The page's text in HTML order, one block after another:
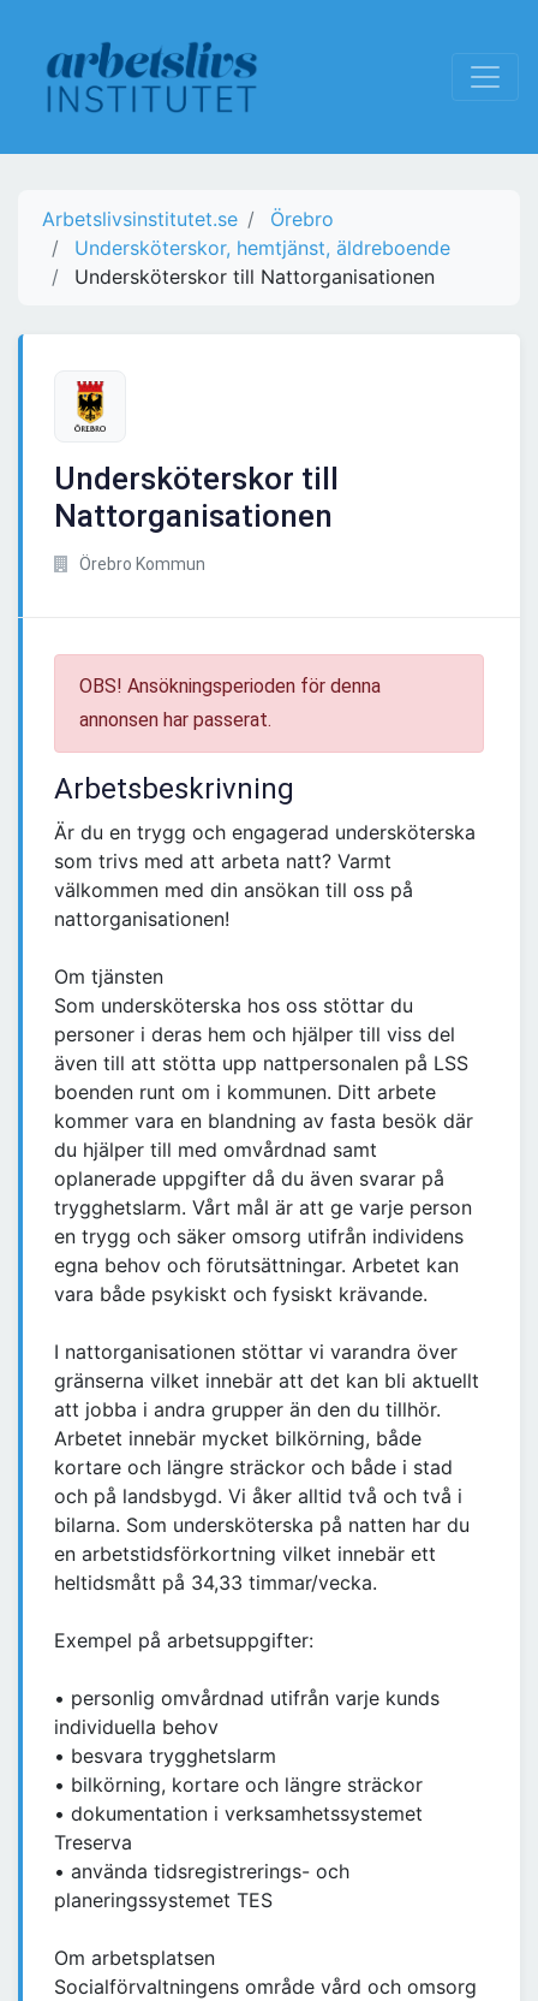
Arbetslivsinstitutet.se
Örebro
Undersköterskor, hemtjänst, äldreboende
Undersköterskor till Nattorganisationen
Undersköterskor till
Nattorganisationen
Örebro Kommun
OBS! Ansökningsperioden för denna
annonsen har passerat.
Arbetsbeskrivning
Är du en trygg och engagerad undersköterska
som trivs med att arbeta natt? Varmt
välkommen med din ansökan till oss på
nattorganisationen!
Om tjänsten
Som undersköterska hos oss stöttar du
personer i deras hem och hjälper till viss del
även till att stötta upp nattpersonalen på LSS
boenden runt om i kommunen. Ditt arbete
kommer vara en blandning av fasta besök där
du hjälper till med omvårdnad samt
oplanerade uppgifter då du även svarar på
trygghetslarm. Vårt mål är att ge varje person
en trygg och säker omsorg utifrån individens
egna behov och förutsättningar. Arbetet kan
vara både psykiskt och fysiskt krävande.
I nattorganisationen stöttar vi varandra över
gränserna vilket innebär att det kan bli aktuellt
att jobba i andra grupper än den du tillhör.
Arbetet innebär mycket bilkörning, både
kortare och längre sträckor och både i stad
och på landsbygd. Vi åker alltid två och två i
bilarna. Som undersköterska på natten har du
en arbetstidsförkortning vilket innebär ett
heltidsmått på 34,33 timmar/vecka.
Exempel på arbetsuppgifter:
• personlig omvårdnad utifrån varje kunds
individuella behov
• besvara trygghetslarm
• bilkörning, kortare och längre sträckor
• dokumentation i verksamhetssystemet
Treserva
• använda tidsregistrerings- och
planeringssystemet TES
Om arbetsplatsen
Socialförvaltningens område vård och omsorg